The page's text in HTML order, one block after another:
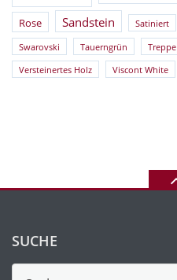
Rose Sandstein Satiniert
Swarovski Tauerngrün Treppe
Versteinertes Holz Viscont White
SUCHE